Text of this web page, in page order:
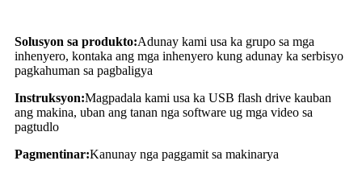
Solusyon sa produkto:Adunay kami usa ka grupo sa mga
inhenyero, kontaka ang mga inhenyero kung adunay ka serbisyo
pagkahuman sa pagbaligya
Instruksyon:Magpadala kami usa ka USB flash drive kauban
ang makina, uban ang tanan nga software ug mga video sa
pagtudlo
Pagmentinar:Kanunay nga paggamit sa makinarya